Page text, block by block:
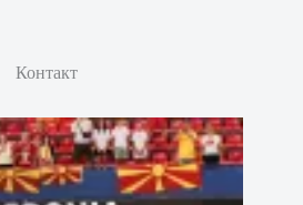
Контакт